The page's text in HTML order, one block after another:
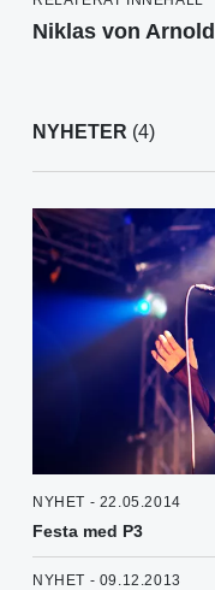
Niklas von Arnold
NYHETER (4)
NYHET - 22.05.2014
Festa med P3
NYHET - 09.12.2013